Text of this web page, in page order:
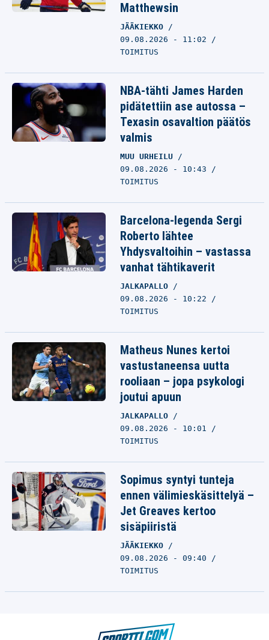
Matthewsin
JÄÄKIEKKO
09.08.2026 - 11:02
TOIMITUS
NBA-tähti James Harden
pidätettiin ase autossa –
Texasin osavaltion päätös
valmis
MUU URHEILU
09.08.2026 - 10:43
TOIMITUS
Barcelona-legenda Sergi
Roberto lähtee
Yhdysvaltoihin – vastassa
vanhat tähtikaverit
JALKAPALLO
09.08.2026 - 10:22
TOIMITUS
Matheus Nunes kertoi
vastustaneensa uutta
rooliaan – jopa psykologi
joutui apuun
JALKAPALLO
09.08.2026 - 10:01
TOIMITUS
Sopimus syntyi tunteja
ennen välimieskäsittelyä –
Jet Greaves kertoo
sisäpiiristä
JÄÄKIEKKO
09.08.2026 - 09:40
TOIMITUS